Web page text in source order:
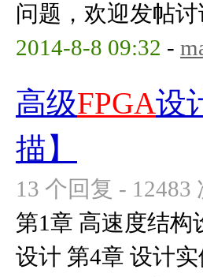
问题，欢迎发帖
2014-8-8 09:32 -
高级FPGA设
描】
13 个回复 - 12483
第1章 高速度结构
设计 第4章 设计